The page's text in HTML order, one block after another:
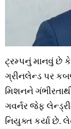
ટ્રમ્પનું માનવું છે કે
ગ્રીનલેન્ડ પર
મિશનને
ગવર્નર જેફ
નિયુક્ત કર્યા